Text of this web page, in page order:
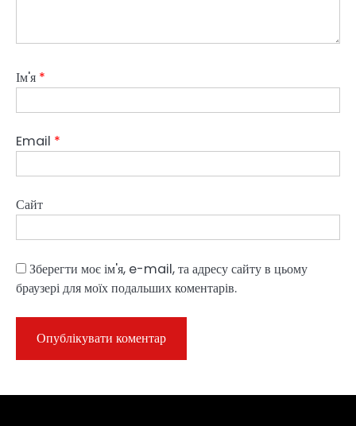
Ім'я *
Email *
Сайт
Зберегти моє ім'я, e-mail, та адресу сайту в цьому
браузері для моїх подальших коментарів.